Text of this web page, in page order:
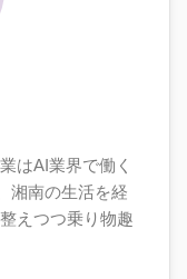
はAI業界で働く
湘南の生活を経
えつつ乗り物趣